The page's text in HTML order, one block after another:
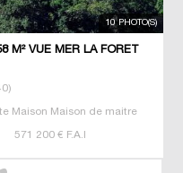
10 PHOTO(S)
M² VUE MER LA FORET
)
Maison Maison de maitre
571 200 € F.A.I